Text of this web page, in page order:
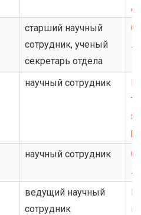
старший научный
сотрудник, ученый
секретарь отдела
научный сотрудник
научный сотрудник
ведущий научный
сотрудник